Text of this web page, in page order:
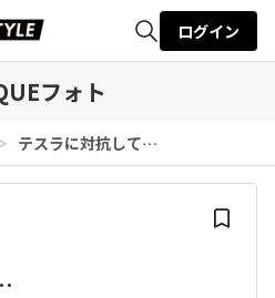
検索
ログイン
フォト
テスラに対抗して…